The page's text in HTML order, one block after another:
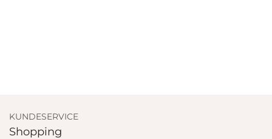
KUNDESERVICE
Shopping